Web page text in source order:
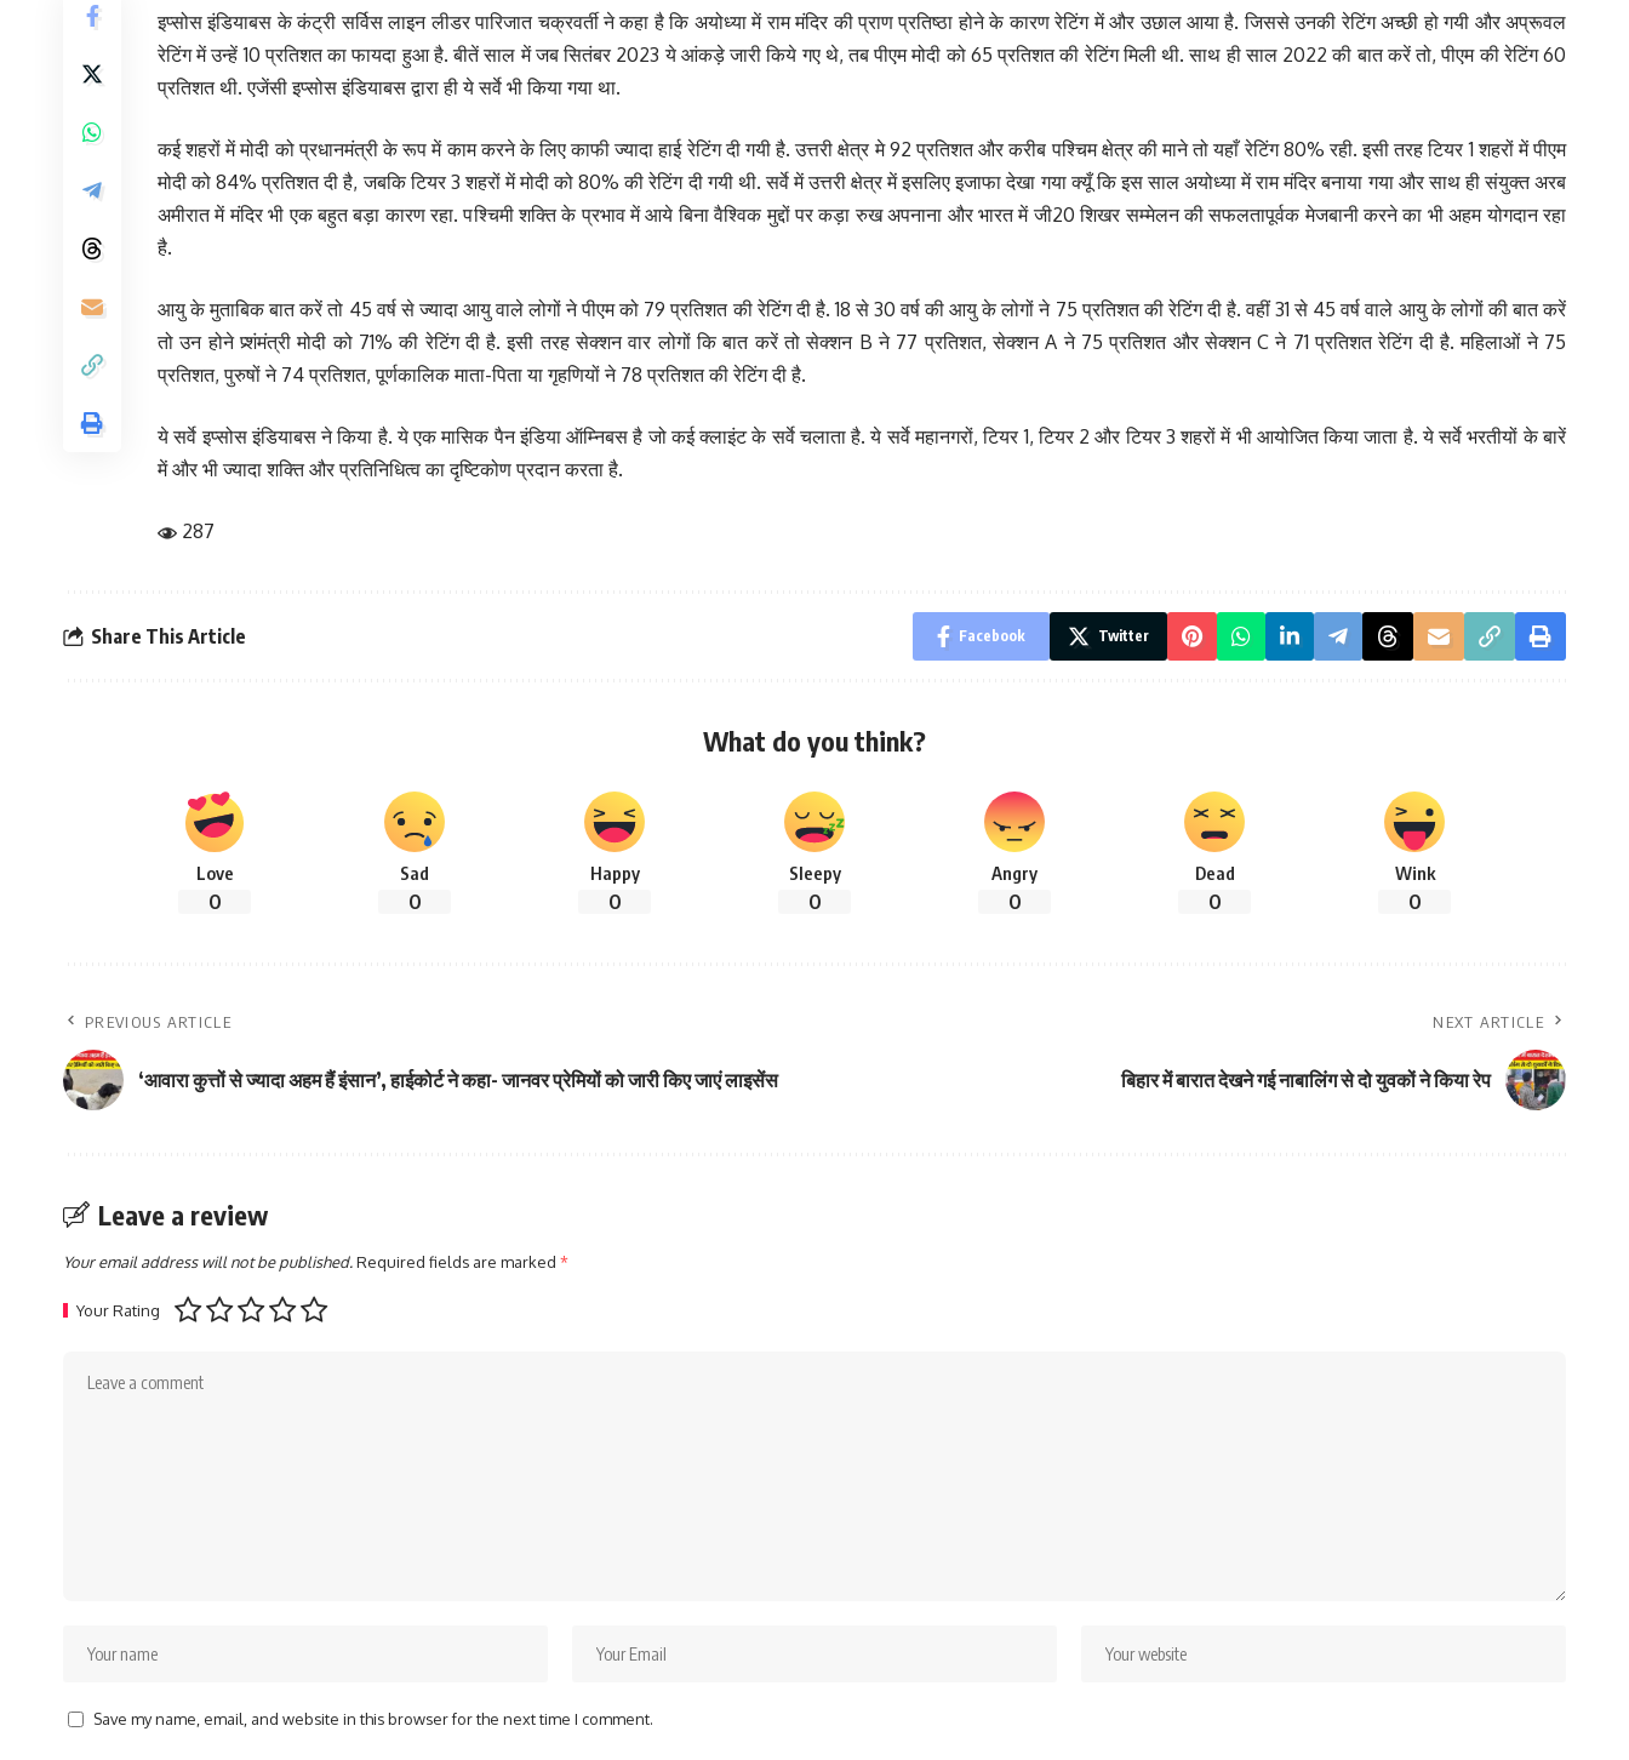
इप्सोस इंडियाबस के कंट्री सर्विस लाइन लीडर पारिजात चक्रवर्ती ने कहा है कि अयोध्या में राम मंदिर की प्राण प्रतिष्ठा होने के कारण रेटिंग में और उछाल आया है. जिससे उनकी रेटिंग अच्छी हो गयी और अप्रूवल
रेटिंग में उन्हें 10 प्रतिशत का फायदा हुआ है. बीतें साल में जब सितंबर 2023 ये आंकड़े जारी किये गए थे, तब पीएम मोदी को 65 प्रतिशत की रेटिंग मिली थी. साथ ही साल 2022 की बात करें तो, पीएम की रेटिंग 60
प्रतिशत थी. एजेंसी इप्सोस इंडियाबस द्वारा ही ये सर्वे भी किया गया था.
कई शहरों में मोदी को प्रधानमंत्री के रूप में काम करने के लिए काफी ज्यादा हाई रेटिंग दी गयी है. उत्तरी क्षेत्र मे 92 प्रतिशत और करीब पश्चिम क्षेत्र की माने तो यहाँ रेटिंग 80% रही. इसी तरह टियर 1 शहरों में पीएम
मोदी को 84% प्रतिशत दी है, जबकि टियर 3 शहरों में मोदी को 80% की रेटिंग दी गयी थी. सर्वे में उत्तरी क्षेत्र में इसलिए इजाफा देखा गया क्यूँ कि इस साल अयोध्या में राम मंदिर बनाया गया और साथ ही संयुक्त अरब
अमीरात में मंदिर भी एक बहुत बड़ा कारण रहा. पश्चिमी शक्ति के प्रभाव में आये बिना वैश्विक मुद्दों पर कड़ा रुख अपनाना और भारत में जी20 शिखर सम्मेलन की सफलतापूर्वक मेजबानी करने का भी अहम योगदान रहा
है.
आयु के मुताबिक बात करें तो 45 वर्ष से ज्यादा आयु वाले लोगों ने पीएम को 79 प्रतिशत की रेटिंग दी है. 18 से 30 वर्ष की आयु के लोगों ने 75 प्रतिशत की रेटिंग दी है. वहीं 31 से 45 वर्ष वाले आयु के लोगों की बात करें
तो उन होने प्र्शंमंत्री मोदी को 71% की रेटिंग दी है. इसी तरह सेक्शन वार लोगों कि बात करें तो सेक्शन B ने 77 प्रतिशत, सेक्शन A ने 75 प्रतिशत और सेक्शन C ने 71 प्रतिशत रेटिंग दी है. महिलाओं ने 75
प्रतिशत, पुरुषों ने 74 प्रतिशत, पूर्णकालिक माता-पिता या गृहणियों ने 78 प्रतिशत की रेटिंग दी है.
ये सर्वे इप्सोस इंडियाबस ने किया है. ये एक मासिक पैन इंडिया ऑम्निबस है जो कई क्लाइंट के सर्वे चलाता है. ये सर्वे महानगरों, टियर 1, टियर 2 और टियर 3 शहरों में भी आयोजित किया जाता है. ये सर्वे भरतीयों के बारें
में और भी ज्यादा शक्ति और प्रतिनिधित्व का दृष्टिकोण प्रदान करता है.
287
Share This Article Facebook Twitter
What do you think?
Love
0
Sad
0
Happy
0
Sleepy
0
Angry
0
Dead
0
Wink
0
PREVIOUS ARTICLE
‘आवारा कुत्तों से ज्यादा अहम हैं इंसान’, हाईकोर्ट ने कहा- जानवर प्रेमियों को जारी किए जाएं लाइसेंस
NEXT ARTICLE
बिहार में बारात देखने गई नाबालिंग से दो युवकों ने किया रेप
Leave a review
Your email address will not be published.Required fields are marked *
Your Rating
Save my name, email, and website in this browser for the next time I comment.